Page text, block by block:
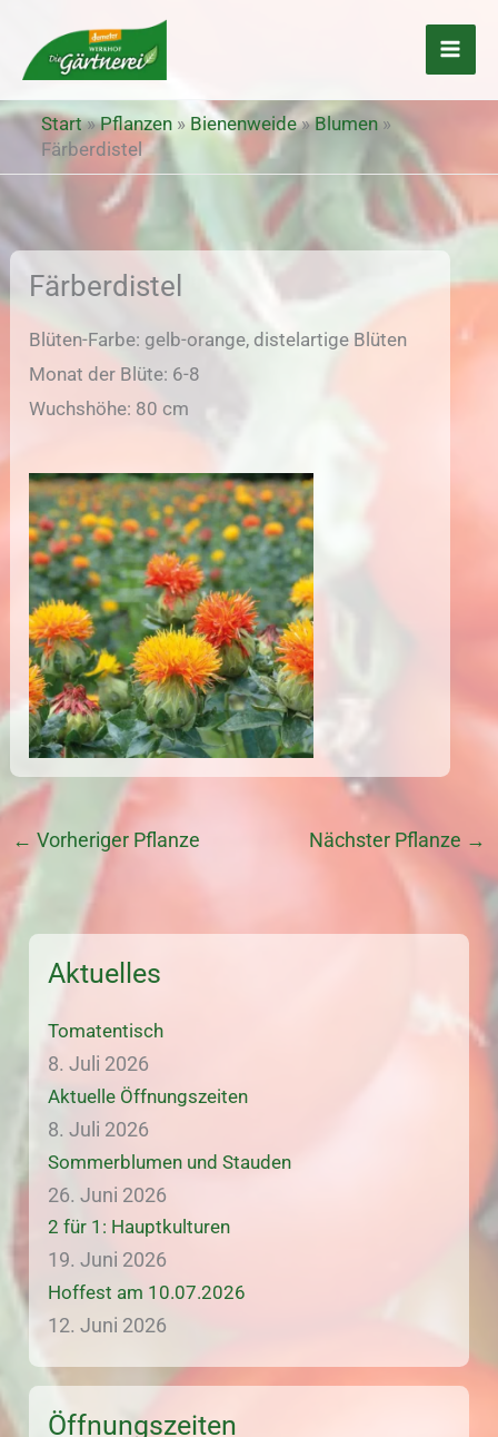
Inhalt
springen
Start»Pflanzen »Bienenweide»Blumen »
Färberdistel
Färberdistel
Blüten-Farbe: gelb-orange, distelartige Blüten
Monat der Blüte: 6-8
Wuchshöhe: 80 cm
← Vorheriger Pflanze Nächster Pflanze →
Aktuelles
Tomatentisch
8. Juli 2026
Aktuelle Öffnungszeiten
8. Juli 2026
Sommerblumen und Stauden
26. Juni 2026
2 für 1: Hauptkulturen
19. Juni 2026
Hoffest am 10.07.2026
12. Juni 2026
Öffnungszeiten